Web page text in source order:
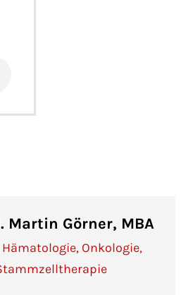
Martin Görner, MBA
Onkologie,